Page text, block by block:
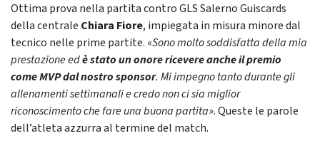
Ottima prova nella partita contro GLS Salerno Guiscards
della centrale Chiara Fiore, impiegata in misura minore dal
tecnico nelle prime partite. «Sono molto soddisfatta della mia
prestazione edè stato un onore ricevere anche il premio
come MVP dal nostro sponsor. Mi impegno tanto durante gli
allenamenti settimanali e credo non ci sia miglior
riconoscimento che fare una buona partita». Queste le parole
dell’atleta azzurra al termine del match.